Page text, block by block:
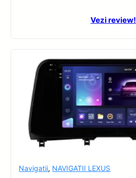
Vezi review!
Navigatii, NAVIGATII LEXUS